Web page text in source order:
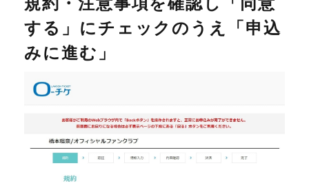
規約・注意事項を確認し「同意
する」にチェックのうえ「申込
みに進む」